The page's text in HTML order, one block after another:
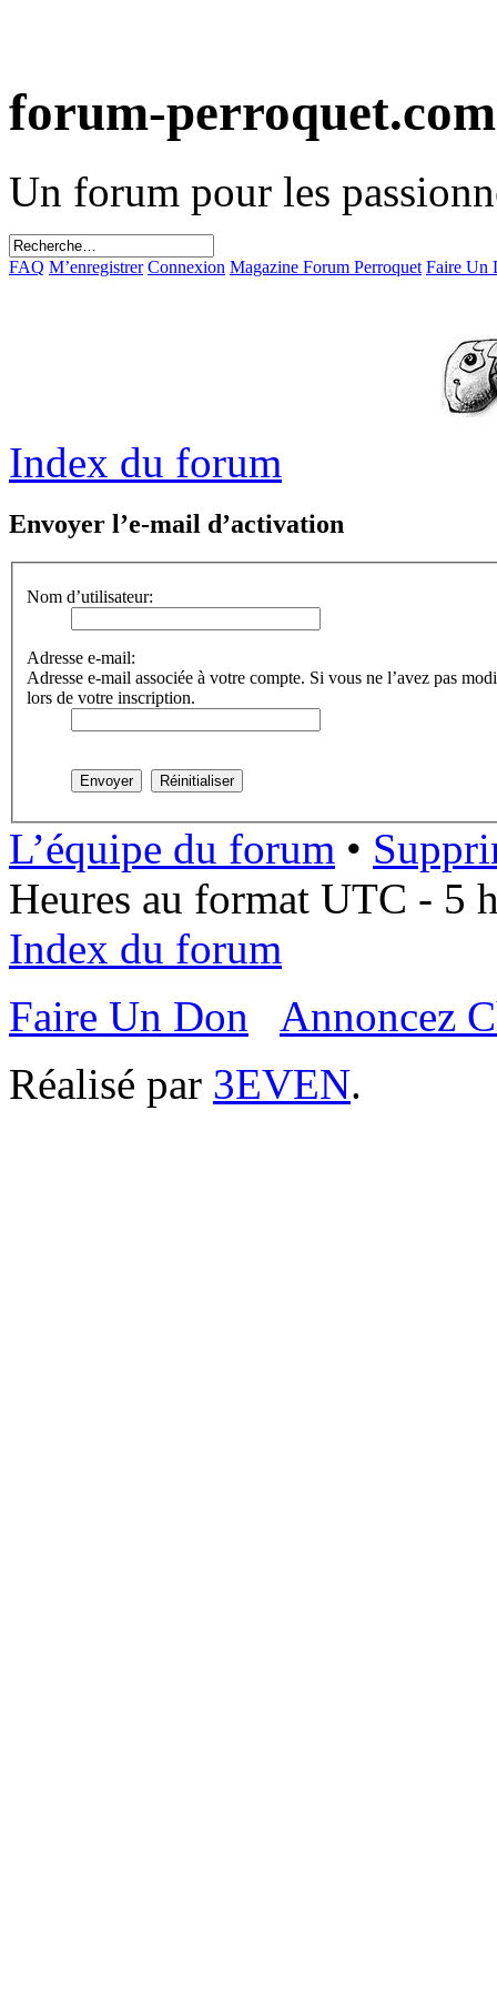
forum-perroquet.com
Un forum pour les
FAQ M’enregistrer Connexion Magazine Forum Perroquet Faire Un
Index du forum
Envoyer l’e-mail d’activation
Nom d’utilisateur:
Adresse e-mail:
Adresse e-mail associée à votre compte. Si vous ne l’avez pas
lors de votre inscription.
L’équipe du forum •
Heures au format UTC - 5
Index du forum
Faire Un Don
Annoncez
Réalisé par 3EVEN.